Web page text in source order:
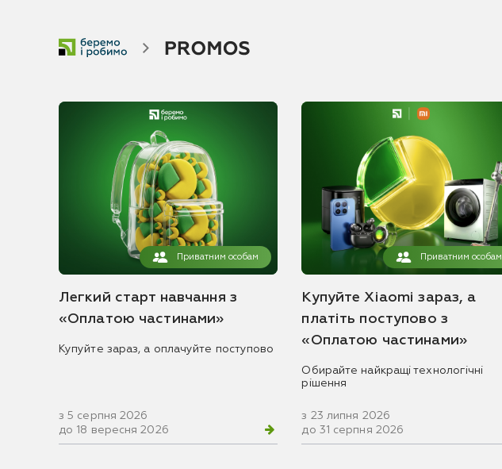
Приватним особам
Легкий старт навчання з
«Оплатою частинами»
Купуйте зараз, а оплачуйте поступово
з 5 серпня 2026
до 18 вересня 2026
Приватним особам
Купуйте Xiaomi зараз, а
платіть поступово з
«Оплатою частинами»
Обирайте найкращі технологічні
рішення
з 23 липня 2026
до 31 серпня 2026